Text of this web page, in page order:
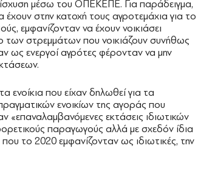
μέσω του ΟΠΕΚΕΠΕ. Για παράδειγμα,
στην κατοχή τους αγροτεμάχια για το
εμφανίζονταν να έχουν νοικιάσει
στρεμμάτων που νοικιάζουν συνήθως
ως ενεργοί αγρότες φέρονταν να μην
ενοίκια που είχαν δηλωθεί για τα
ενοικίων της αγοράς που
«επαναλαμβανόμενες εκτάσεις ιδιωτικών
παραγωγούς αλλά με σχεδόν ίδια
το 2020 εμφανίζονταν ως ιδιωτικές, την